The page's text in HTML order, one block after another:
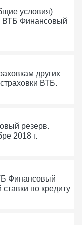
условия)
ВТБ Финансовый
других
ВТБ.
резерв.
2018 г.
Финансовый
по кредиту